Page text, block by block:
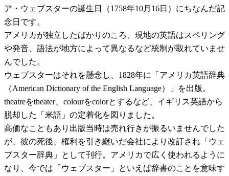
ア・ウェブスターの誕生日（1758年10月16日）にちなんだ記
念日です。
アメリカが独立したばかりのころ、現地の英語はスペリング
や発音、語法が地方によって異なるなど統制が取れていませ
んでした。
ウェブスターはそれを懸念し、1828年に「アメリカ英語辞典
（American Dictionary of the English Language）」を出版。
theatreをtheater、colourをcolorとするなど、イギリス英語から
脱却した「米語」の定着化を図りました。
高価なこともあり出版当時は売れ行きが振るいませんでした
が、彼の死後、権利を引き継いだ会社により改訂され「ウェ
ブスター辞典」として刊行。アメリカで広く使われるように
なり、今では「ウェブスター」といえば辞書のことを意味す